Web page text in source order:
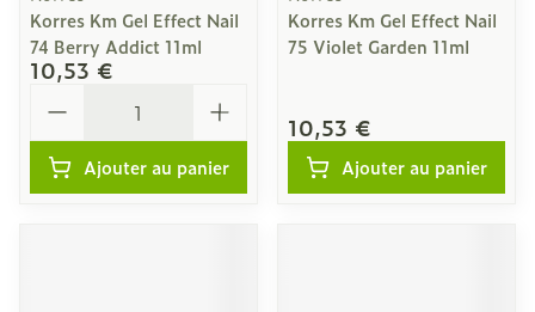
Korres Km Gel Effect Nail
74 Berry Addict 11ml
10,53 €
Ajouter au panier
Korres Km Gel Effect Nail
75 Violet Garden 11ml
10,53 €
Ajouter au panier